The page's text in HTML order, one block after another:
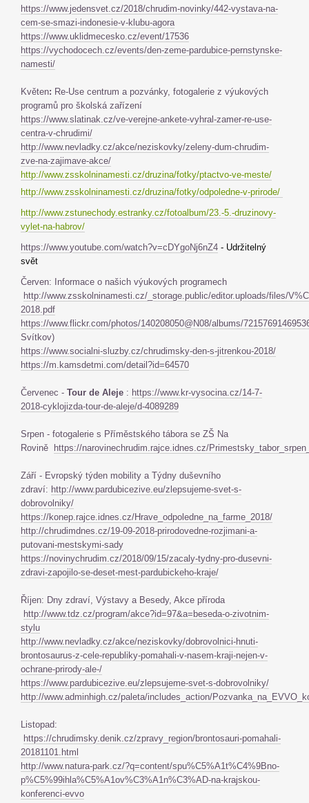
https://www.jedensvet.cz/2018/chrudim-novinky/442-vystava-na-
cem-se-smazi-indonesie-v-klubu-agora
https://www.uklidmecesko.cz/event/17536
https://vychodocech.cz/events/den-zeme-pardubice-pernstynske-
namesti/
Květen: Re-Use centrum a pozvánky, fotogalerie z výukových
programů pro školská zařízení
https://www.slatinak.cz/ve-verejne-ankete-vyhral-zamer-re-use-
centra-v-chrudimi/
http://www.nevladky.cz/akce/neziskovky/zeleny-dum-chrudim-
zve-na-zajimave-akce/
http://www.zsskolninamesti.cz/druzina/fotky/ptactvo-ve-meste/
http://www.zsskolninamesti.cz/druzina/fotky/odpoledne-v-prirode/
http://www.zstunechody.estranky.cz/fotoalbum/23.-5.-druzinovy-
vylet-na-habrov/
https://www.youtube.com/watch?v=cDYgoNj6nZ4 - Udržitelný
svět
Červen: Informace o našich výukových programech
http://www.zsskolninamesti.cz/_storage.public/editor.uploads/files/
2018.pdf
https://www.flickr.com/photos/140208050@N08/albums/
Svítkov)
https://www.socialni-sluzby.cz/chrudimsky-den-s-jitrenkou-2018/
https://m.kamsdetmi.com/detail?id=64570
Červenec - Tour de Aleje : https://www.kr-vysocina.cz/14-7-
2018-cyklojizda-tour-de-aleje/d-4089289
Srpen - fotogalerie s Příměstského tábora se ZŠ Na
Rovině
https://narovinechrudim.rajce.idnes.cz/
Září - Evropský týden mobility a Týdny duševního
zdraví: http://www.pardubicezive.eu/zlepsujeme-svet-s-
dobrovolniky/
https://konep.rajce.idnes.cz/Hrave_odpoledne_na_farme_2018/
http://chrudimdnes.cz/19-09-2018-prirodovedne-rozjimani-a-
putovani-mestskymi-sady
https://novinychrudim.cz/2018/09/15/zacaly-tydny-pro-dusevni-
zdravi-zapojilo-se-deset-mest-pardubickeho-kraje/
Říjen: Dny zdraví, Výstavy a Besedy, Akce příroda
http://www.tdz.cz/program/akce?id=97&a=beseda-o-zivotnim-
stylu
http://www.nevladky.cz/akce/neziskovky/dobrovolnici-hnuti-
brontosaurus-z-cele-republiky-pomahali-v-nasem-kraji-nejen-v-
ochrane-prirody-ale-/
https://www.pardubicezive.eu/zlepsujeme-svet-s-dobrovolniky/
http://www.adminhigh.cz/paleta/includes_action/
Listopad:
https://chrudimsky.denik.cz/zpravy_region/brontosauri-pomahali-
20181101.html
http://www.natura-park.cz/?q=content/spu%C5%A1t%C4%9Bno-
p%C5%99ihla%C5%A1ov%C3%A1n%C3%AD-na-krajskou-
konferenci-evvo